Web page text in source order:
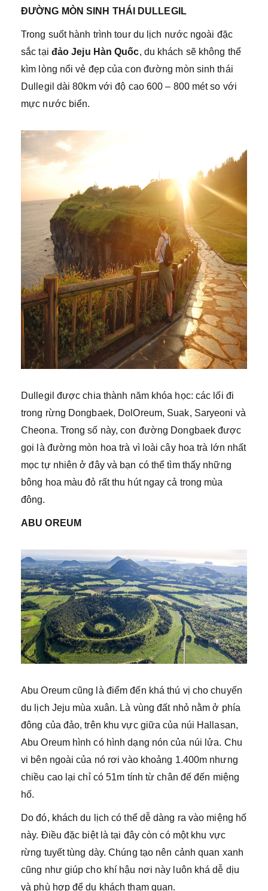
ĐƯỜNG MÒN SINH THÁI DULLEGIL
Trong suốt hành trình tour du lịch nước ngoài đặc
sắc tại đảo Jeju Hàn Quốc, du khách sẽ không thể
kìm lòng nổi vẻ đẹp của con đường mòn sinh thái
Dullegil dài 80km với độ cao 600 – 800 mét so với
mực nước biển.
Dullegil được chia thành năm khóa học: các lối đi
trong rừng Dongbaek, DolOreum, Suak, Saryeoni và
Cheona. Trong số này, con đường Dongbaek được
gọi là đường mòn hoa trà vì loài cây hoa trà lớn nhất
mọc tự nhiên ở đây và bạn có thể tìm thấy những
bông hoa màu đỏ rất thu hút ngay cả trong mùa
đông.
ABU OREUM
Abu Oreum cũng là điểm đến khá thú vị cho chuyến
du lịch Jeju mùa xuân. Là vùng đất nhỏ nằm ở phía
đông của đảo, trên khu vực giữa của núi Hallasan,
Abu Oreum hình có hình dạng nón của núi lửa. Chu
vi bên ngoài của nó rơi vào khoảng 1.400m nhưng
chiều cao lại chỉ có 51m tính từ chân đế đến miệng
hố.
Do đó, khách du lịch có thể dễ dàng ra vào miệng hố
này. Điều đặc biệt là tại đây còn có một khu vực
rừng tuyết tùng dày. Chúng tạo nên cảnh quan xanh
cũng như giúp cho khí hậu nơi này luôn khá dễ dịu
và phù hợp để du khách tham quan.